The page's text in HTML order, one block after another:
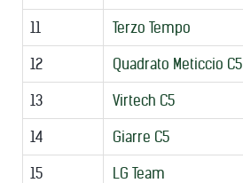
11 Terzo Tempo
12 Quadrato Meticcio C5
13 Virtech C5
14 Giarre C5
15 LG Team